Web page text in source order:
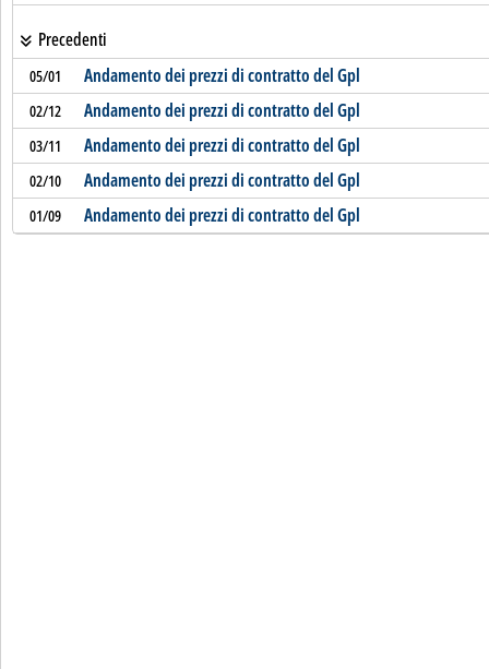
Precedenti
05/01 Andamento dei prezzi di contratto del Gpl
02/12 Andamento dei prezzi di contratto del Gpl
03/11 Andamento dei prezzi di contratto del Gpl
02/10 Andamento dei prezzi di contratto del Gpl
01/09 Andamento dei prezzi di contratto del Gpl